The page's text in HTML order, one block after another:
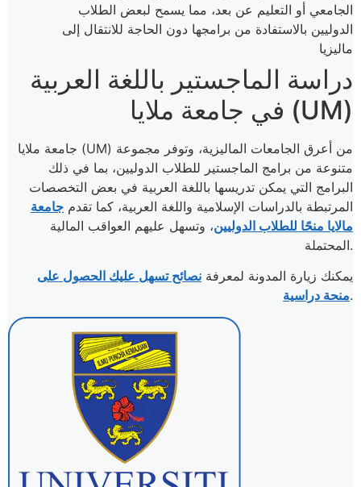
الجامعي أو التعليم عن بعد، مما يسمح لبعض الطلاب
الدوليين بالاستفادة من برامجها دون الحاجة للانتقال إلى
ماليزيا
دراسة الماجستير باللغة العربية
في جامعة ملايا (UM)
جامعة ملايا (UM) من أعرق الجامعات الماليزية، وتوفر مجموعة
متنوعة من برامج الماجستير للطلاب الدوليين، بما في ذلك
البرامج التي يمكن تدريسها باللغة العربية في بعض التخصصات
المرتبطة بالدراسات الإسلامية واللغة العربية، كما تقدم جامعة
مالايا منحًا للطلاب الدوليين، وتسهل عليهم العواقب المالية
المحتملة.
يمكنك زيارة المدونة لمعرفة نصائح تسهل عليك الحصول على
منحة دراسية.